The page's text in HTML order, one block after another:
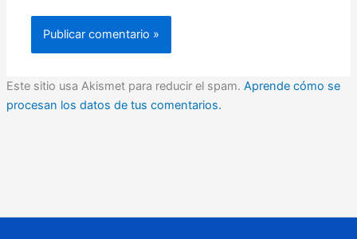
Este sitio usa Akismet para reducir el spam. Aprende cómo se
procesan los datos de tus comentarios.